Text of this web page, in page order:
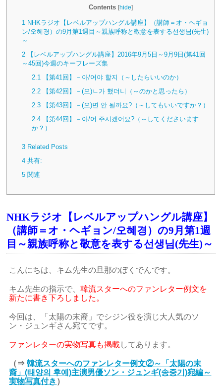
Contents [hide]
1 NHKラジオ【レベルアップハングル講座】（講師＝オ・ヘギョ
ン/오혜경）の9月第1週目～親族呼称と敬意を表する선생님(先生)
～
2 【レベルアップハングル講座】2016年9月5日～9月9日(第41回
～45回)今週のキーフレーズ集
2.1 【第41回】－아/어야 할지（～したらいいのか）
2.2 【第42回】－(으)ㄴ가 했더니（～のかと思ったら）
2.3 【第43回】－(으)면 안 될까요?（～してもいいですか？）
2.4 【第44回】－아/어 주시겠어요?（～してくださいます
か？）
3 Related Posts
4 共有:
5 関連
NHKラジオ【レベルアップハングル講座】
（講師＝オ・ヘギョン/오혜경）の9月第1週
目～親族呼称と敬意を表する선생님(先生)～
こんにちは、キム先生の旦那のぼくでんです。
キム先生の指示で、韓流スターへのファンレター例文を
新たに書き下ろしました。
今回は、「太陽の末裔」でシジン役を演じ大人気のソ
ン・ジュンギさん宛てです。
ファンレターの実物写真も掲載してあります。
（⇒韓流スターへのファンレター例文②～「太陽の末
裔」(태양의 후예)主演男優ソン・ジュンギ(송중기)宛編～
実物写真付き ）